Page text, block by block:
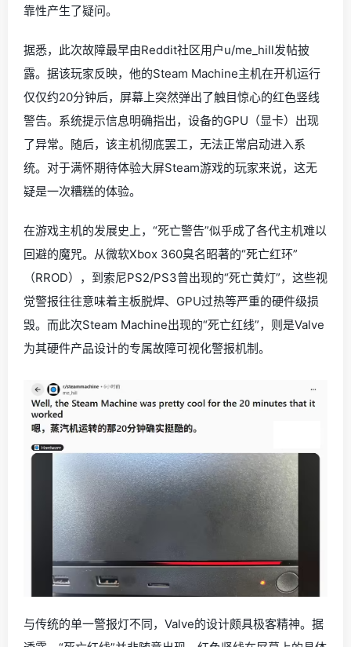
靠性产生了疑问。
据悉，此次故障最早由Reddit社区用户u/me_hill发帖披
露。据该玩家反映，他的Steam Machine主机在开机运行
仅仅约20分钟后，屏幕上突然弹出了触目惊心的红色竖线
警告。系统提示信息明确指出，设备的GPU（显卡）出现
了异常。随后，该主机彻底罢工，无法正常启动进入系
统。对于满怀期待体验大屏Steam游戏的玩家来说，这无
疑是一次糟糕的体验。
在游戏主机的发展史上，“死亡警告”似乎成了各代主机难以
回避的魔咒。从微软Xbox 360臭名昭著的“死亡红环”
（RROD），到索尼PS2/PS3曾出现的“死亡黄灯”，这些视
觉警报往往意味着主板脱焊、GPU过热等严重的硬件级损
毁。而此次Steam Machine出现的“死亡红线”，则是Valve
为其硬件产品设计的专属故障可视化警报机制。
与传统的单一警报灯不同，Valve的设计颇具极客精神。据